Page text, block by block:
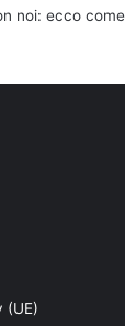
noi: ecco
(UE)